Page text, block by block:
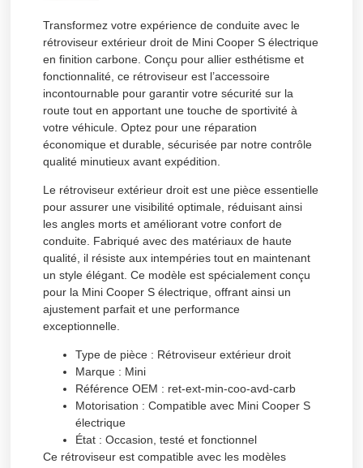
Transformez votre expérience de conduite avec le
rétroviseur extérieur droit de Mini Cooper S électrique
en finition carbone. Conçu pour allier esthétisme et
fonctionnalité, ce rétroviseur est l’accessoire
incontournable pour garantir votre sécurité sur la
route tout en apportant une touche de sportivité à
votre véhicule. Optez pour une réparation
économique et durable, sécurisée par notre contrôle
qualité minutieux avant expédition.
Le rétroviseur extérieur droit est une pièce essentielle
pour assurer une visibilité optimale, réduisant ainsi
les angles morts et améliorant votre confort de
conduite. Fabriqué avec des matériaux de haute
qualité, il résiste aux intempéries tout en maintenant
un style élégant. Ce modèle est spécialement conçu
pour la Mini Cooper S électrique, offrant ainsi un
ajustement parfait et une performance
exceptionnelle.
Type de pièce : Rétroviseur extérieur droit
Marque : Mini
Référence OEM : ret-ext-min-coo-avd-carb
Motorisation : Compatible avec Mini Cooper S
électrique
État : Occasion, testé et fonctionnel
Ce rétroviseur est compatible avec les modèles